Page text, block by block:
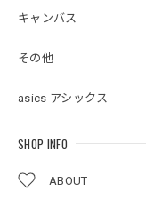
キャンバス
その他
asics アシックス
SHOP INFO
ABOUT